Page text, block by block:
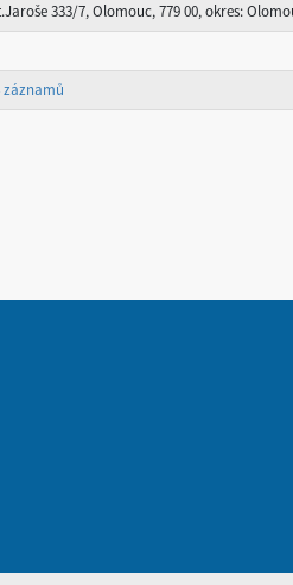
333/7, Olomouc, 779 00, okres:
záznamů